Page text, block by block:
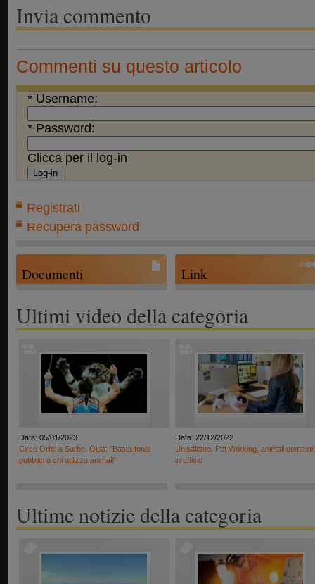
Invia commento
Commenti su questo articolo
* Username:
* Password:
Clicca per il log-in
Registrati
Recupera password
Documenti Link
Ultimi video della categoria
Data: 05/01/2023
Circo Orfei a Surbo. Oipa: "Basta fondi
pubblici a chi utilizza animali"
Data: 22/12/2022
Unisalento. Pet Working, animali
in ufficio
Ultime notizie della categoria